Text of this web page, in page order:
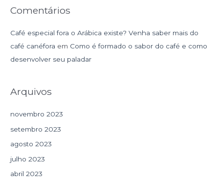
Comentários
Café especial fora o Arábica existe? Venha saber mais do
café canéfora em Como é formado o sabor do café e como
desenvolver seu paladar
Arquivos
novembro 2023
setembro 2023
agosto 2023
julho 2023
abril 2023